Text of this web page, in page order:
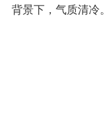
背景下，气质清冷。